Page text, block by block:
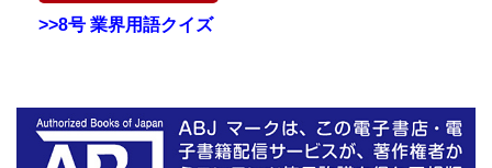
>>8号 業界用語クイズ